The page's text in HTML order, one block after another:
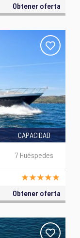
Obtener oferta
CAPACIDAD
7 Huéspedes
Obtener oferta